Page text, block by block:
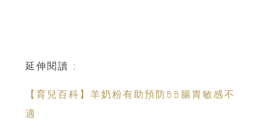
延伸閱讀 :
【育兒百科】羊奶粉有助預防BB腸胃敏感不
適